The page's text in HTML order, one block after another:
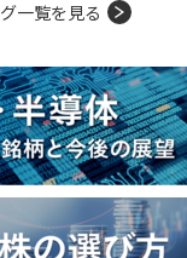
一覧を見る